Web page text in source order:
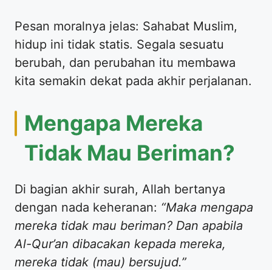
​Pesan moralnya jelas: Sahabat Muslim,
hidup ini tidak statis. Segala sesuatu
berubah, dan perubahan itu membawa
kita semakin dekat pada akhir perjalanan.
​Mengapa Mereka
Tidak Mau Beriman?
​Di bagian akhir surah, Allah bertanya
dengan nada keheranan: “Maka mengapa
mereka tidak mau beriman? Dan apabila
Al-Qur’an dibacakan kepada mereka,
mereka tidak (mau) bersujud.”